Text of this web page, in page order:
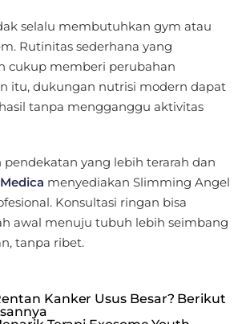
selalu membutuhkan gym atau
Rutinitas sederhana yang
cukup memberi perubahan
itu, dukungan nutrisi modern dapat
tanpa mengganggu aktivitas
pendekatan yang lebih terarah dan
menyediakan Slimming Angel
Konsultasi ringan bisa
awal menuju tubuh lebih seimbang
tanpa ribet.
Kanker Usus Besar? Berikut